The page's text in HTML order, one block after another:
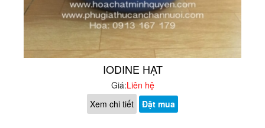
IODINE HẠT
Giá:Liên hệ
Xem chi tiết
Đặt mua